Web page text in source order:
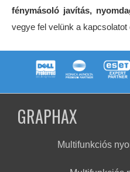
fénymásoló javítás,
vegye fel velünk a
GRAPHAX
Multifunkciós